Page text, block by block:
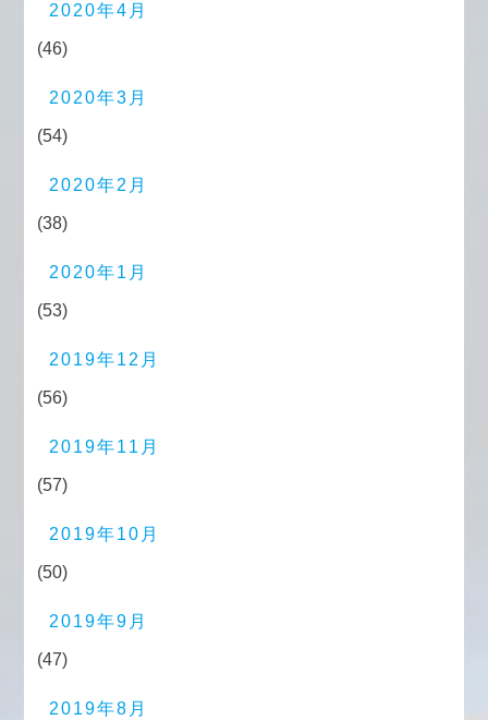
2020年4月
(46)
2020年3月
(54)
2020年2月
(38)
2020年1月
(53)
2019年12月
(56)
2019年11月
(57)
2019年10月
(50)
2019年9月
(47)
2019年8月